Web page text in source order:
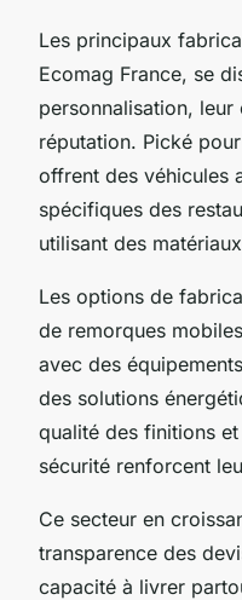
Les principaux
Ecomag France, se
personnalisation,
réputation. Pické
offrent des véhicules
spécifiques des
utilisant des
Les options de
de remorques
avec des
des solutions
qualité des finitions
sécurité renforcent
Ce secteur en
transparence des
capacité à livrer